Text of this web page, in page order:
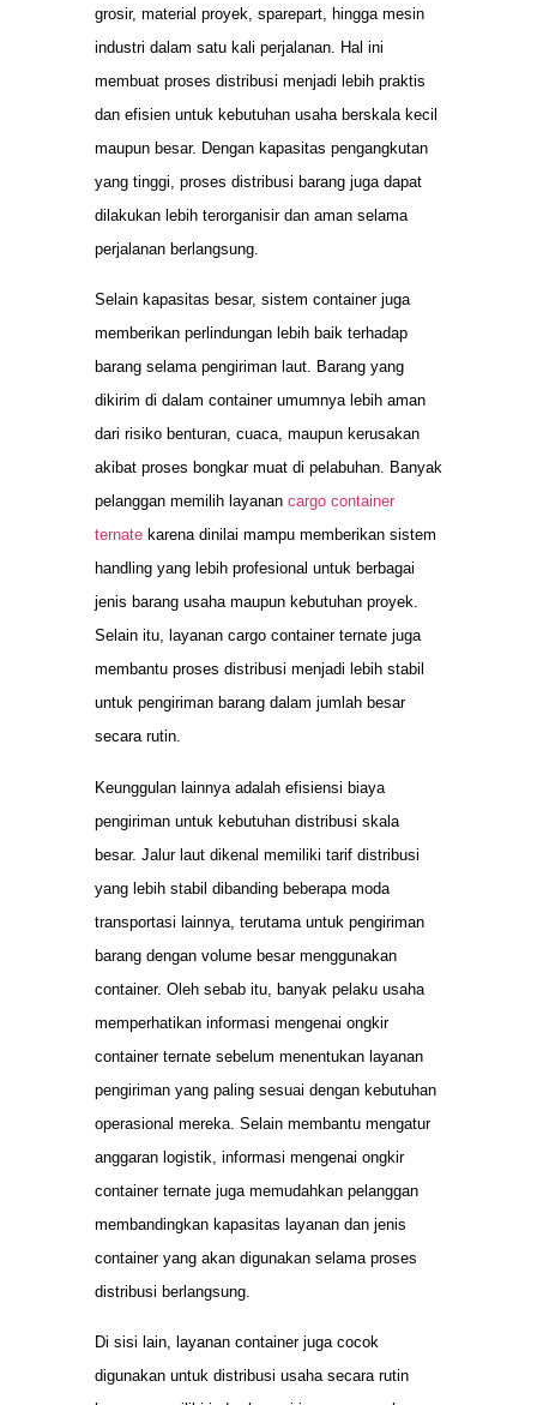
grosir, material proyek, sparepart, hingga mesin
industri dalam satu kali perjalanan. Hal ini
membuat proses distribusi menjadi lebih praktis
dan efisien untuk kebutuhan usaha berskala kecil
maupun besar. Dengan kapasitas pengangkutan
yang tinggi, proses distribusi barang juga dapat
dilakukan lebih terorganisir dan aman selama
perjalanan berlangsung.
Selain kapasitas besar, sistem container juga
memberikan perlindungan lebih baik terhadap
barang selama pengiriman laut. Barang yang
dikirim di dalam container umumnya lebih aman
dari risiko benturan, cuaca, maupun kerusakan
akibat proses bongkar muat di pelabuhan. Banyak
pelanggan memilih layanan cargo container
ternate karena dinilai mampu memberikan sistem
handling yang lebih profesional untuk berbagai
jenis barang usaha maupun kebutuhan proyek.
Selain itu, layanan cargo container ternate juga
membantu proses distribusi menjadi lebih stabil
untuk pengiriman barang dalam jumlah besar
secara rutin.
Keunggulan lainnya adalah efisiensi biaya
pengiriman untuk kebutuhan distribusi skala
besar. Jalur laut dikenal memiliki tarif distribusi
yang lebih stabil dibanding beberapa moda
transportasi lainnya, terutama untuk pengiriman
barang dengan volume besar menggunakan
container. Oleh sebab itu, banyak pelaku usaha
memperhatikan informasi mengenai ongkir
container ternate sebelum menentukan layanan
pengiriman yang paling sesuai dengan kebutuhan
operasional mereka. Selain membantu mengatur
anggaran logistik, informasi mengenai ongkir
container ternate juga memudahkan pelanggan
membandingkan kapasitas layanan dan jenis
container yang akan digunakan selama proses
distribusi berlangsung.
Di sisi lain, layanan container juga cocok
digunakan untuk distribusi usaha secara rutin